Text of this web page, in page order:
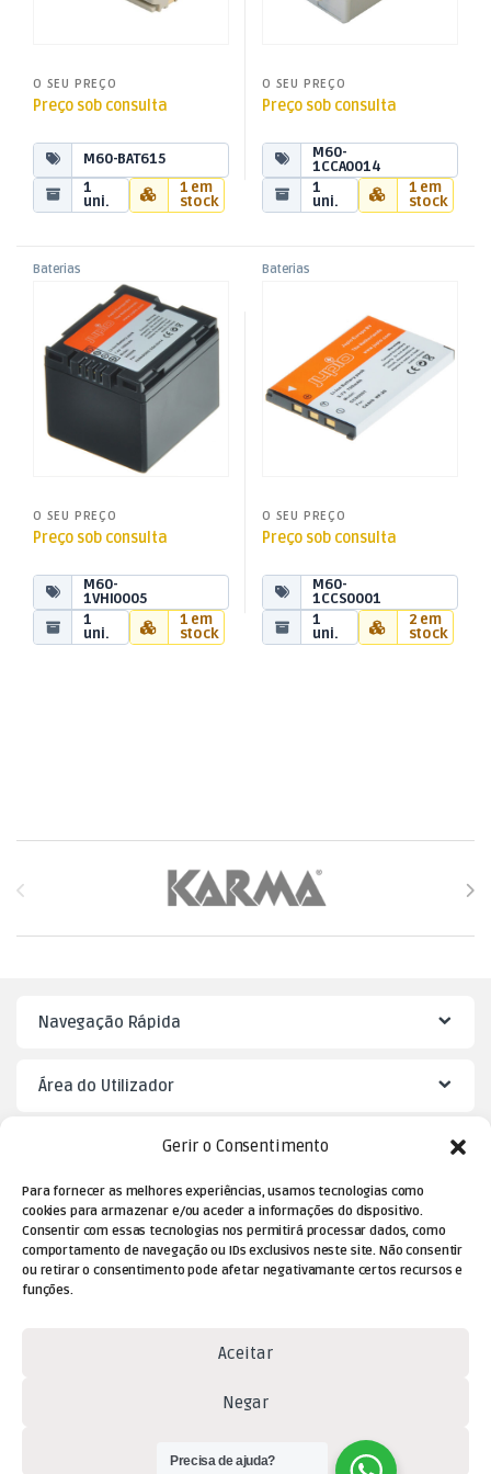
Gerir o Consentimento
Para fornecer as melhores experiências, usamos tecnologias como
cookies para armazenar e/ou aceder a informações do dispositivo.
Consentir com essas tecnologias nos permitirá processar dados, como
comportamento de navegação ou IDs exclusivos neste site. Não consentir
ou retirar o consentimento pode afetar negativamante certos recursos e
funções.
Aceitar
Negar
Ver preferências
O SEU PREÇO
Preço sob consulta
M60-BAT615
1
uni.
1 em
stock
O SEU PREÇO
Preço sob consulta
M60-
1CCA0014
1
uni.
1 em
stock
Baterias
Baterias para Máq. Fotográficas
Energia
Bateria p/ Câmara
Panasonic CGA-DU14 –
7,4V/1400mAh
O SEU PREÇO
Preço sob consulta
M60-
1VHI0005
1
uni.
1 em
stock
Baterias
O SEU PREÇO
Preço sob consulta
M60-
1CCS0001
1
uni.
2 em
stock
Brands Carousel
Navegação Rápida
Área do Utilizador
Dúvidas? Contacte-nos!
(chamada para a rede fixa
Precisa de ajuda?